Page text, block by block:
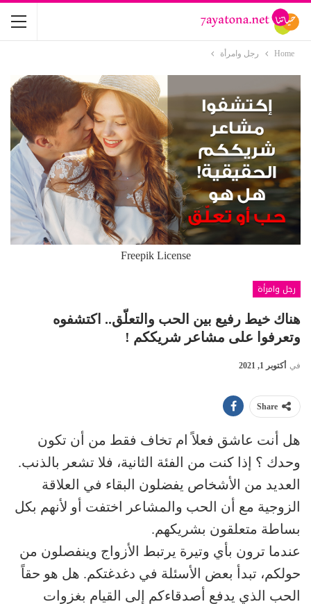
Home رجل وامرأة
Freepik License
رجل وامرأة
هناك خيط رفيع بين الحب والتعلّق.. اكتشفوه
وتعرفوا على مشاعر شريككم !
في أكتوبر 1, 2021
Share
هل أنت عاشق فعلاً ام تخاف فقط من أن تكون
وحدك ؟ إذا كنت من الفئة الثانية، فلا تشعر بالذنب.
العديد من الأشخاص يفضلون البقاء في العلاقة
الزوجية مع أن الحب والمشاعر اختفت أو لأنهم بكل
بساطة متعلقون بشريكهم.
عندما ترون بأي وتيرة يرتبط الأزواج وينفصلون من
حولكم، تبدأ بعض الأسئلة في دغدغتكم. هل هو حقاً
الحب الذي يدفع أصدقاءكم إلى القيام بغزوات